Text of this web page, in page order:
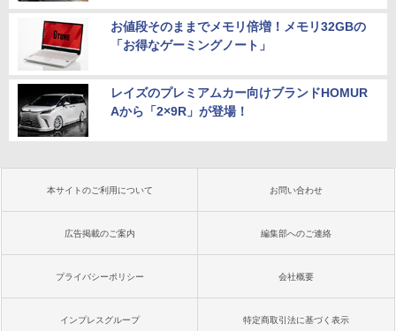
お値段そのままでメモリ倍増！メモリ32GBの
「お得なゲーミングノート」
レイズのプレミアムカー向けブランドHOMUR
Aから「2×9R」が登場！
本サイトのご利用について お問い合わせ
広告掲載のご案内 編集部へのご連絡
プライバシーポリシー 会社概要
インプレスグループ 特定商取引法に基づく表示